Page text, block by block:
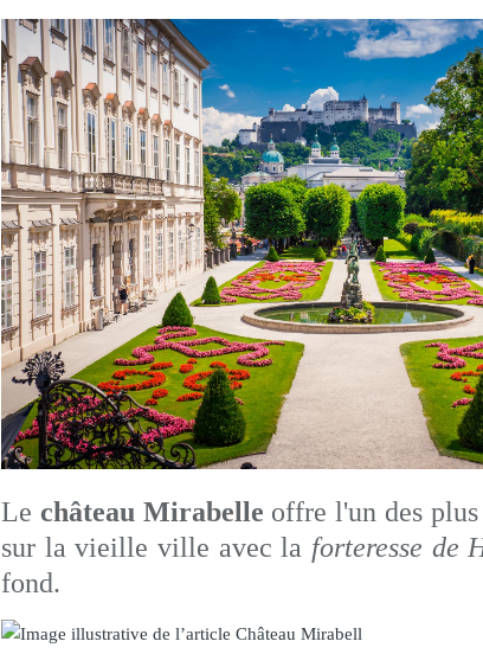
Le château Mirabelle offre l'un des
sur la vieille ville avec la forteresse de
fond.